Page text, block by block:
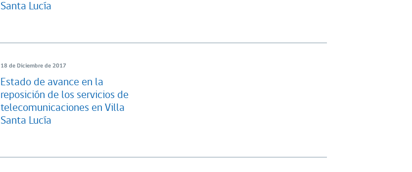
Santa Lucía
18 de Diciembre de 2017
Estado de avance en la
reposición de los servicios de
telecomunicaciones en Villa
Santa Lucía